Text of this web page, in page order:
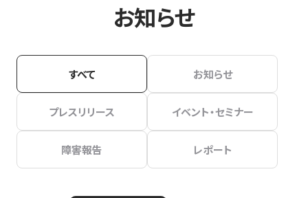
お知らせ
すべて お知らせ
プレスリリース イベント・セミナー
障害報告 レポート